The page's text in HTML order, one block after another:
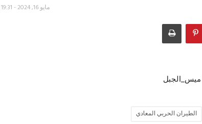
مايو 16, 2024 - 19:31
الطيران الحربي المعادي